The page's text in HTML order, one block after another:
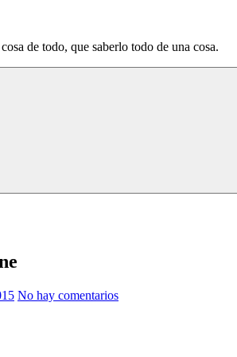
de todo, que saberlo todo de una cosa.
No hay comentarios